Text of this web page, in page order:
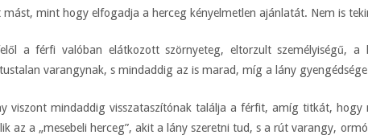
mást, mint hogy elfogadja a herceg kényelmetlen ajánlatát. Nem is
a férfi valóban elátkozott szörnyeteg, eltorzult személyiségű,
varangynak, s mindaddig az is marad, míg a lány
viszont mindaddig visszataszítónak találja a férfit, amíg titkát,
az a „mesebeli herceg”, akit a lány szeretni tud, s a rút varangy,